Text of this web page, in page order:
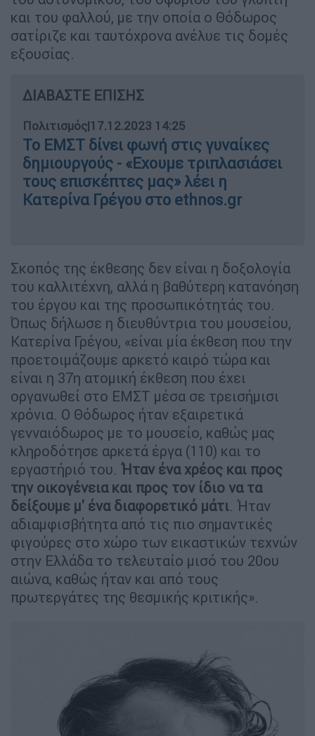
και του φαλλού, με την οποία ο Θόδωρος
σατίριζε και ταυτόχρονα ανέλυε τις δομές
εξουσίας.
ΔΙΑΒΑΣΤΕ ΕΠΙΣΗΣ
Πολιτισμός|17.12.2023 14:25
Το ΕΜΣΤ δίνει φωνή στις γυναίκες
δημιουργούς - «Εχουμε τριπλασιάσει
τους επισκέπτες μας» λέει η
Κατερίνα Γρέγου στο ethnos.gr
Σκοπός της έκθεσης δεν είναι η δοξολογία
του καλλιτέχνη, αλλά η βαθύτερη κατανόηση
του έργου και της προσωπικότητάς του.
Όπως δήλωσε η διευθύντρια του μουσείου,
Κατερίνα Γρέγου, «είναι μία έκθεση που την
προετοιμάζουμε αρκετό καιρό τώρα και
είναι η 37η ατομική έκθεση που έχει
οργανωθεί στο ΕΜΣΤ μέσα σε τρεισήμισι
χρόνια. Ο Θόδωρος ήταν εξαιρετικά
γενναιόδωρος με το μουσείο, καθώς μας
κληροδότησε αρκετά έργα (110) και το
εργαστήριό του. Ήταν ένα χρέος και προς
την οικογένεια και προς τον ίδιο να τα
δείξουμε μ' ένα διαφορετικό μάτι. Ήταν
αδιαμφισβήτητα από τις πιο σημαντικές
φιγούρες στο χώρο των εικαστικών τεχνών
στην Ελλάδα το τελευταίο μισό του 20ου
αιώνα, καθώς ήταν και από τους
πρωτεργάτες της θεσμικής κριτικής».